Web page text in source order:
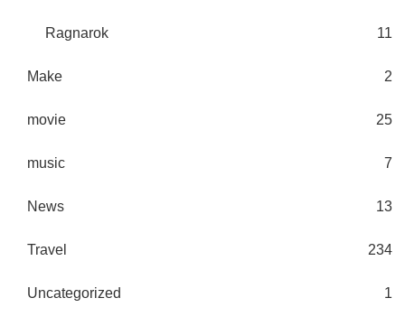
Ragnarok 11
Make 2
movie 25
music 7
News 13
Travel 234
Uncategorized 1